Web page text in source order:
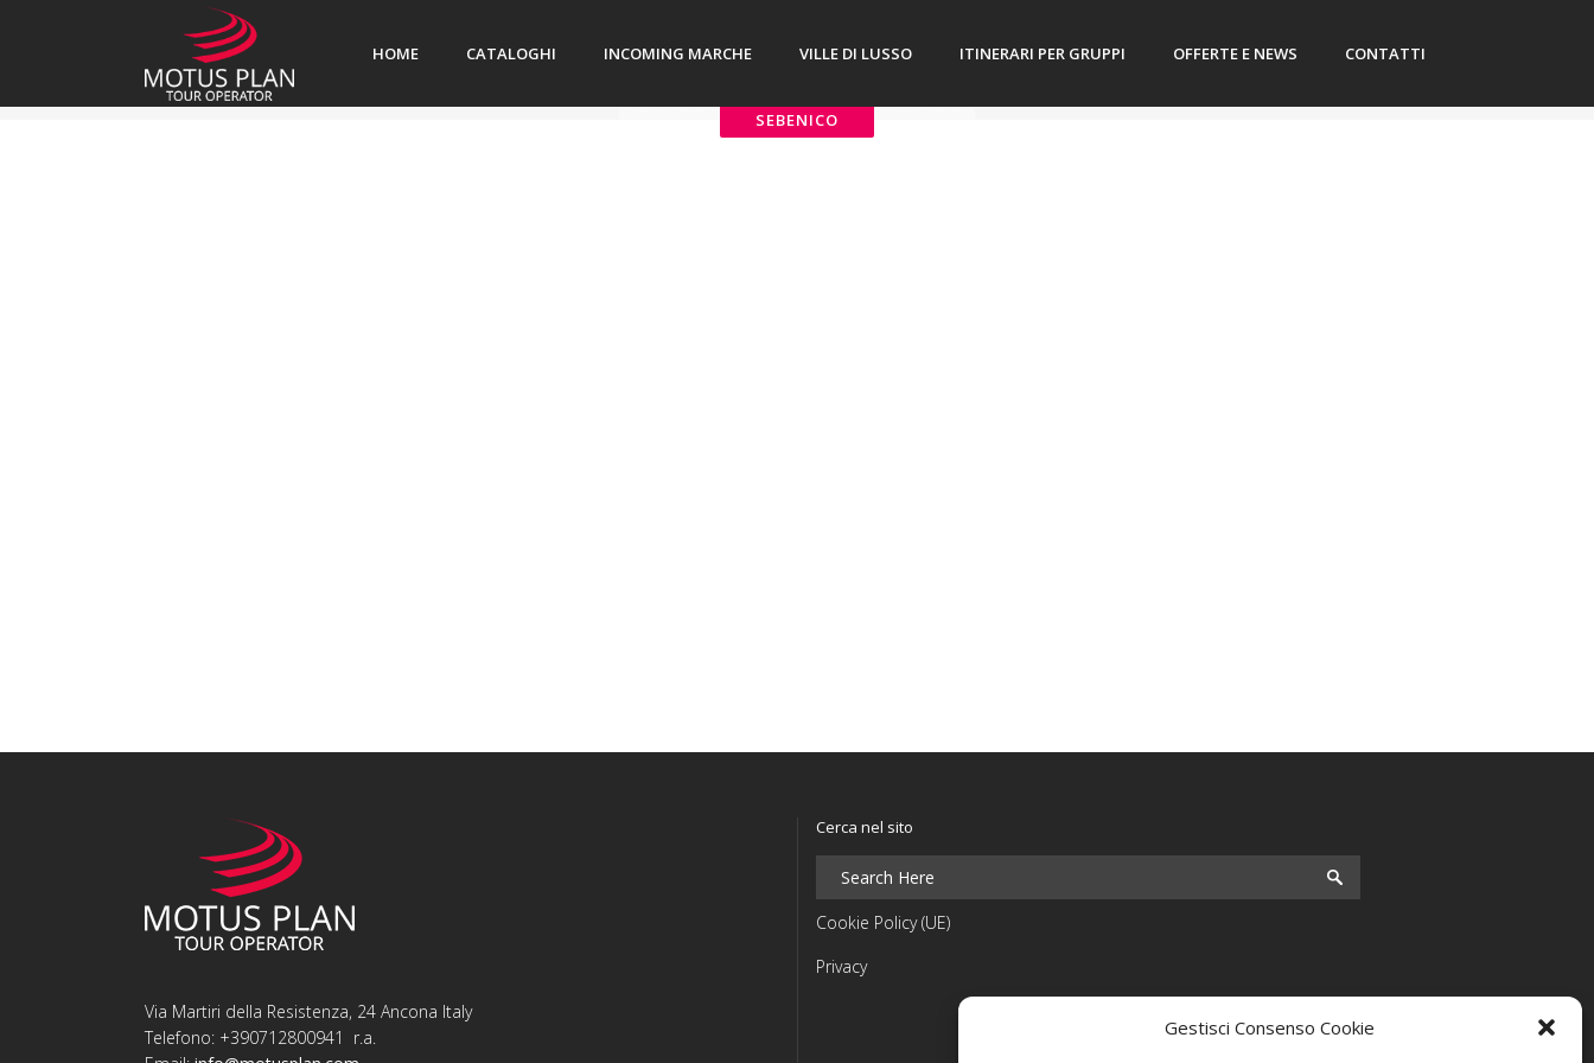
Gestisci Consenso Cookie
HOME CATALOGHI INCOMING MARCHE VILLE DI LUSSO ITINERARI PER GRUPPI OFFERTE E NEWS CONTATTI
SEBENICO
Via Martiri della Resistenza, 24 Ancona Italy
Telefono: +390712800941 r.a.
Cerca nel sito
Cookie Policy (UE)
Privacy